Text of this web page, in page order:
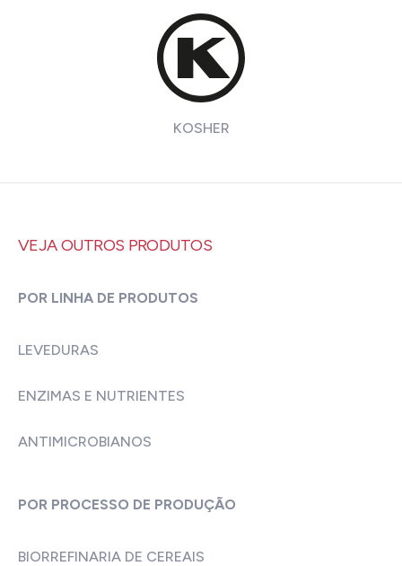
KOSHER
VEJA OUTROS PRODUTOS
POR LINHA DE PRODUTOS
LEVEDURAS
ENZIMAS E NUTRIENTES
ANTIMICROBIANOS
POR PROCESSO DE PRODUÇÃO
BIORREFINARIA DE CEREAIS